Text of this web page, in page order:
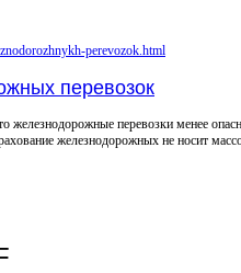
перевозок
железнодорожные перевозки менее
железнодорожных не носит